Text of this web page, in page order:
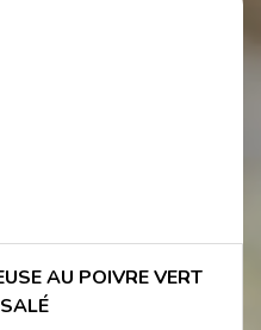
AU POIVRE VERT